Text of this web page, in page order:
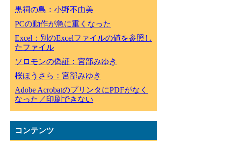
黒祠の島：小野不由美
PCの動作が急に重くなった
Excel：別のExcelファイルの値を参照し
たファイル
ソロモンの偽証：宮部みゆき
桜ほうさら：宮部みゆき
Adobe AcrobatのプリンタにPDFがなく
なった／印刷できない
コンテンツ